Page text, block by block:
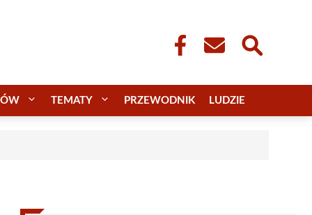
TEMATY PRZEWODNIK LUDZIE